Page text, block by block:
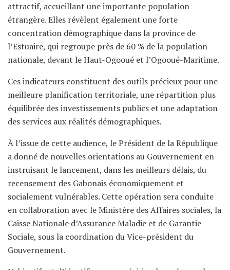
attractif, accueillant une importante population
étrangère. Elles révèlent également une forte
concentration démographique dans la province de
l’Estuaire, qui regroupe près de 60 % de la population
nationale, devant le Haut-Ogooué et l’Ogooué-Maritime.
Ces indicateurs constituent des outils précieux pour une
meilleure planification territoriale, une répartition plus
équilibrée des investissements publics et une adaptation
des services aux réalités démographiques.
À l’issue de cette audience, le Président de la République
a donné de nouvelles orientations au Gouvernement en
instruisant le lancement, dans les meilleurs délais, du
recensement des Gabonais économiquement et
socialement vulnérables. Cette opération sera conduite
en collaboration avec le Ministère des Affaires sociales, la
Caisse Nationale d’Assurance Maladie et de Garantie
Sociale, sous la coordination du Vice-président du
Gouvernement.